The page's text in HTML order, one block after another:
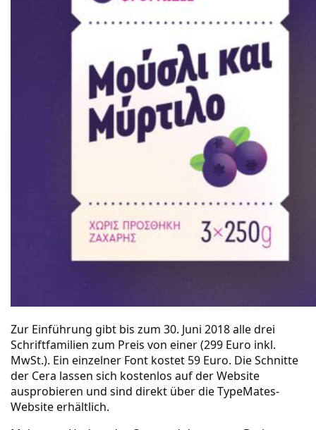
Zur Einführung gibt bis zum 30. Juni 2018alle drei
Schriftfamilien zum Preis von einer (299 Euro inkl.
MwSt.). Ein einzelner Font kostet 59 Euro. Die Schnitte
der Cera lassen sich kostenlos auf der Website
ausprobieren und sind direkt über dieTypeMates-
Websiteerhältlich.